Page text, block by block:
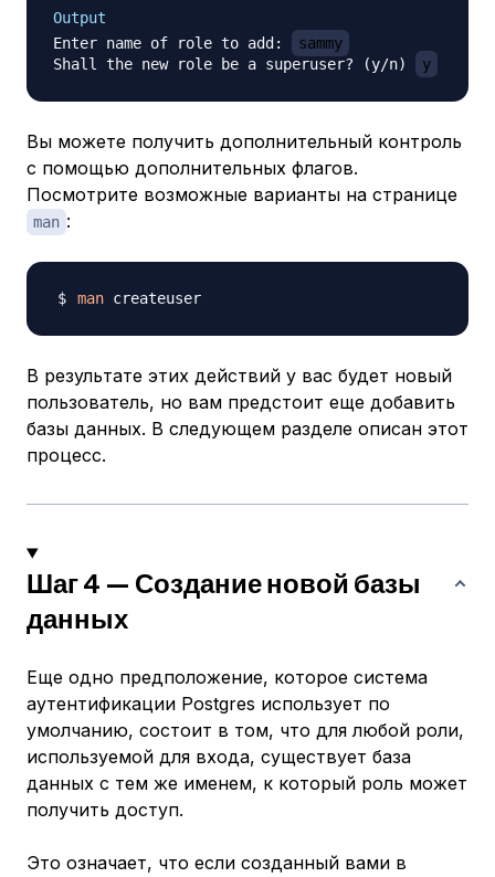
Output
Enter name of role to add:
sammy
Shall the new role be a superuser? (y/n)
y
Вы можете получить дополнительный контроль
с помощью дополнительных флагов.
Посмотрите возможные варианты на странице
man :
man
В результате этих действий у вас будет новый
пользователь, но вам предстоит еще добавить
базы данных. В следующем разделе описан этот
процесс.
Шаг 4 — Создание новой базы
данных
Еще одно предположение, которое система
аутентификации Postgres использует по
умолчанию, состоит в том, что для любой роли,
используемой для входа, существует база
данных с тем же именем, к который роль может
получить доступ.
Это означает, что если созданный вами в